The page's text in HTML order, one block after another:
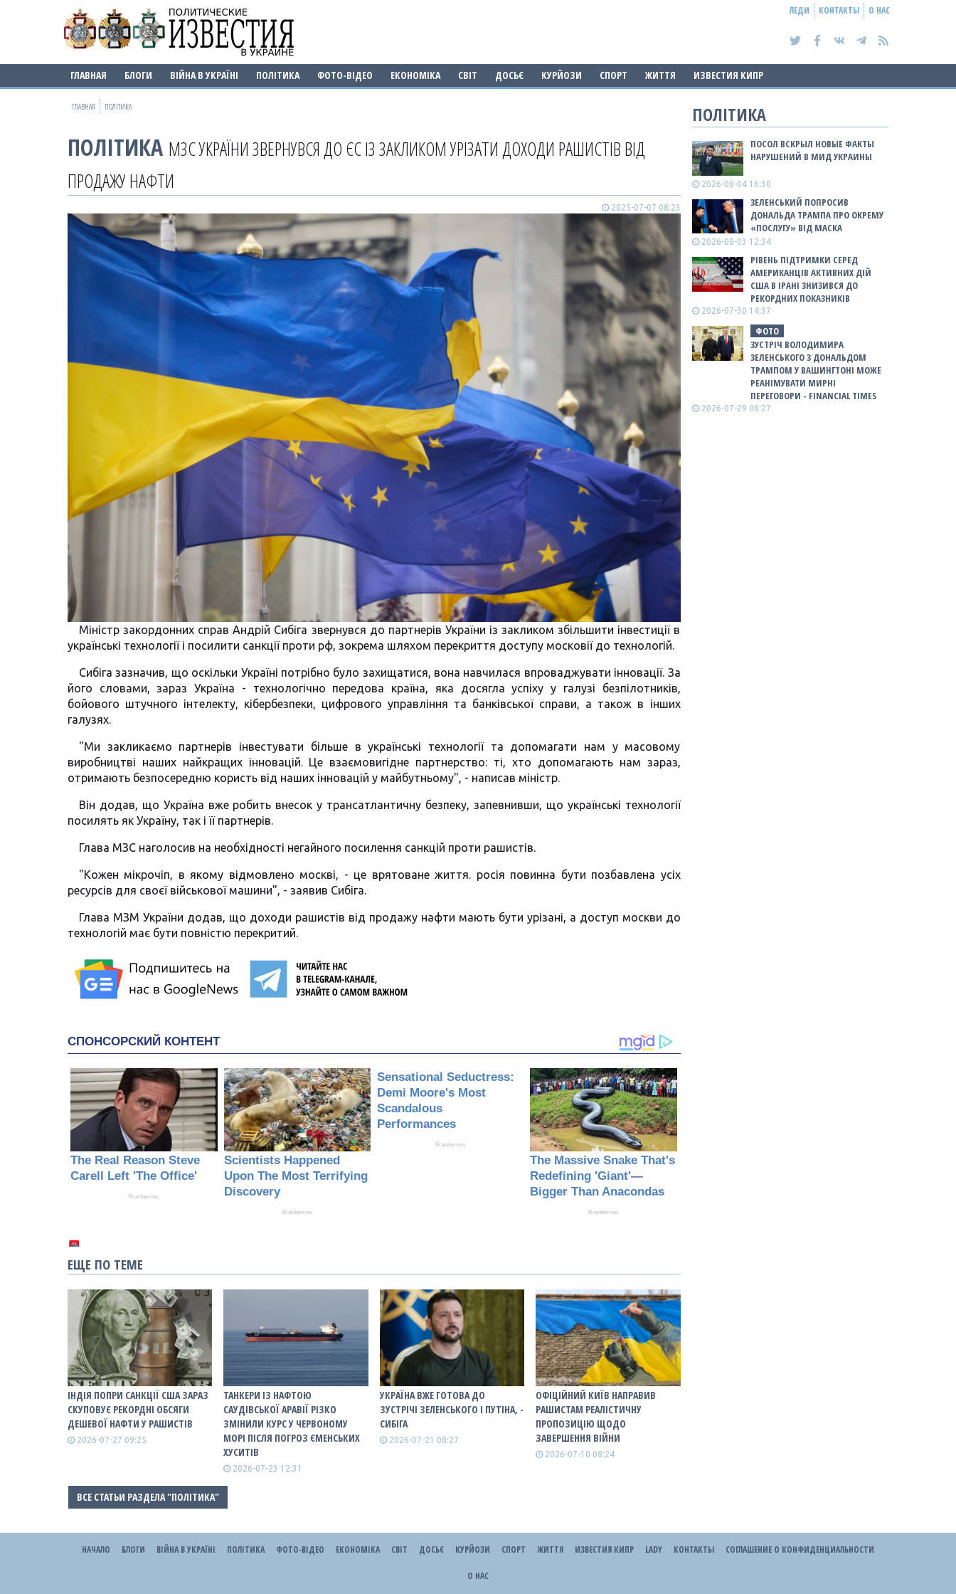
ЛЕДИ КОНТАКТЫ О НАС
ГЛАВНАЯ БЛОГИ ВІЙНА В УКРАЇНІ ПОЛІТИКА ФОТО-ВІДЕО ЕКОНОМІКА СВІТ ДОСЬЄ КУРЙОЗИ СПОРТ ЖИТТЯ ИЗВЕСТИЯ КИПР
ГЛАВНАЯ ПОЛІТИКА
ПОЛІТИКА МЗС УКРАЇНИ ЗВЕРНУВСЯ ДО ЄС ІЗ ЗАКЛИКОМ УРІЗАТИ ДОХОДИ РАШИСТІВ ВІД
ПРОДАЖУ НАФТИ
2025-07-07 08:23
Міністр закордонних справ Андрій Сибіга звернувся до партнерів України із закликом збільшити інвестиції в
українські технології і посилити санкції проти рф, зокрема шляхом перекриття доступу московії до технологій.
Сибіга зазначив, що оскільки Україні потрібно було захищатися, вона навчилася впроваджувати інновації. За
його словами, зараз Україна - технологічно передова країна, яка досягла успіху у галузі безпілотників,
бойового штучного інтелекту, кібербезпеки, цифрового управління та банківської справи, а також в інших
галузях.
"Ми закликаємо партнерів інвестувати більше в українські технології та допомагати нам у масовому
виробництві наших найкращих інновацій. Це взаємовигідне партнерство: ті, хто допомагають нам зараз,
отримають безпосередню користь від наших інновацій у майбутньому", - написав міністр.
Він додав, що Україна вже робить внесок у трансатлантичну безпеку, запевнивши, що українські технології
посилять як Україну, так і її партнерів.
Глава МЗС наголосив на необхідності негайного посилення санкцій проти рашистів.
"Кожен мікрочіп, в якому відмовлено москві, - це врятоване життя. росія повинна бути позбавлена усіх
ресурсів для своєї військової машини", - заявив Сибіга.
Глава МЗМ України додав, що доходи рашистів від продажу нафти мають бути урізані, а доступ москви до
технологій має бути повністю перекритий.
ЕЩЕ ПО ТЕМЕ
ІНДІЯ ПОПРИ САНКЦІЇ США ЗАРАЗ
СКУПОВУЄ РЕКОРДНІ ОБСЯГИ
ДЕШЕВОЇ НАФТИ У РАШИСТІВ
2026-07-27 09:25
ТАНКЕРИ ІЗ НАФТОЮ
САУДІВСЬКОЇ АРАВІЇ РІЗКО
ЗМІНИЛИ КУРС У ЧЕРВОНОМУ
МОРІ ПІСЛЯ ПОГРОЗ ЄМЕНСЬКИХ
ХУСИТІВ
2026-07-23 12:31
УКРАЇНА ВЖЕ ГОТОВА ДО
ЗУСТРІЧІ ЗЕЛЕНСЬКОГО І ПУТІНА, -
СИБІГА
2026-07-21 08:27
ОФІЦІЙНИЙ КИЇВ НАПРАВИВ
РАШИСТАМ РЕАЛІСТИЧНУ
ПРОПОЗИЦІЮ ЩОДО
ЗАВЕРШЕННЯ ВІЙНИ
2026-07-10 08:24
ВСЕ СТАТЬИ РАЗДЕЛА "ПОЛІТИКА"
ПОЛІТИКА
ПОСОЛ ВСКРЫЛ НОВЫЕ ФАКТЫ
НАРУШЕНИЙ В МИД УКРАИНЫ
2026-08-04 16:30
ЗЕЛЕНСЬКИЙ ПОПРОСИВ
ДОНАЛЬДА ТРАМПА ПРО ОКРЕМУ
«ПОСЛУГУ» ВІД МАСКА
2026-08-03 12:34
РІВЕНЬ ПІДТРИМКИ СЕРЕД
АМЕРИКАНЦІВ АКТИВНИХ ДІЙ
США В ІРАНІ ЗНИЗИВСЯ ДО
РЕКОРДНИХ ПОКАЗНИКІВ
2026-07-30 14:37
ФОТО
ЗУСТРІЧ ВОЛОДИМИРА
ЗЕЛЕНСЬКОГО З ДОНАЛЬДОМ
ТРАМПОМ У ВАШИНГТОНІ МОЖЕ
РЕАНІМУВАТИ МИРНІ
ПЕРЕГОВОРИ - FINANCIAL TIMES
2026-07-29 08:27
НАЧАЛО БЛОГИ ВІЙНА В УКРАЇНІ ПОЛІТИКА ФОТО-ВІДЕО ЕКОНОМІКА СВІТ ДОСЬЄ КУРЙОЗИ СПОРТ ЖИТТЯ ИЗВЕСТИЯ КИПР LADY КОНТАКТЫ СОГЛАШЕНИЕ О КОНФИДЕНЦИАЛЬНОСТИ
О НАС